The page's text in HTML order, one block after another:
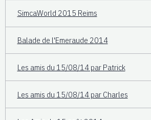
SimcaWorld 2015 Reims
Balade de l'Emeraude 2014
Les amis du 15/08/14 par Patrick
Les amis du 15/08/14 par Charles